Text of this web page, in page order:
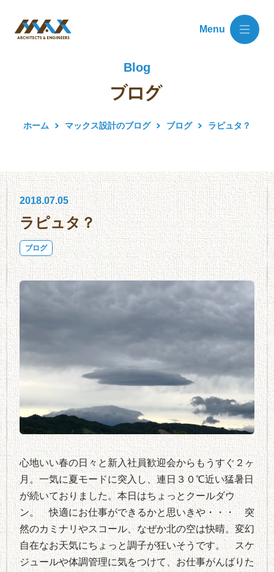
Menu
Blog
ホーム マックス設計のブログ ブログ ラピュタ？
2018.07.05
ラピュタ？
ブログ
心地いい春の日々と新入社員歓迎会からもうすぐ２ヶ
月。一気に夏モードに突入し、連日３０℃近い猛暑日
が続いておりました。本日はちょっとクールダウ
ン。 快適にお仕事ができるかと思いきや・・・ 突
然のカミナリやスコール、なぜか北の空は快晴。変幻
自在なお天気にちょっと調子が狂いそうです。 スケ
ジュールや体調管理に気をつけて、お仕事がんばりた